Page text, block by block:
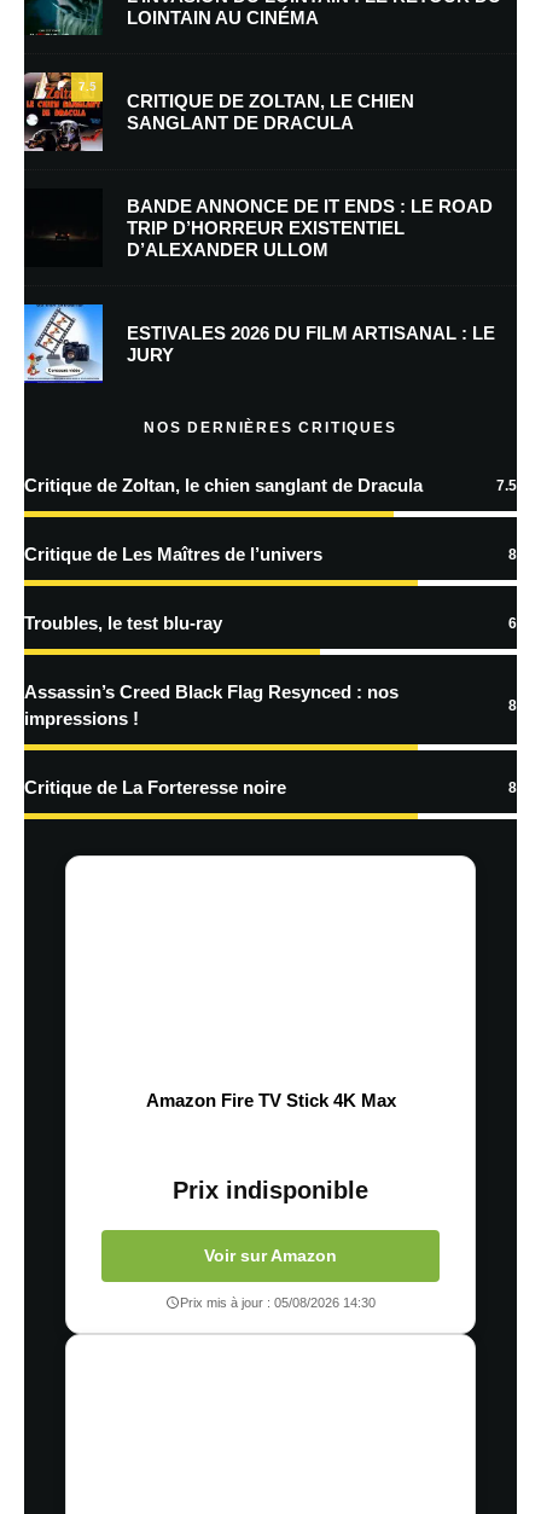
30 mai 2012 à 1 h 00 min
😀 😆 🙂 😉 8) 😐 :-* 😳 🙁 😥 😮 😕 😡 😮 :zzz 😛 🙄 🙄
Laisser un commentaire
Votre adresse e-mail ne sera pas publiée.
indiqués avec
LOINTAIN AU CINÉMA
7.5
CRITIQUE DE ZOLTAN, LE CHIEN
SANGLANT DE DRACULA
BANDE ANNONCE DE IT ENDS : LE ROAD
TRIP D’HORREUR EXISTENTIEL
D’ALEXANDER ULLOM
ESTIVALES 2026 DU FILM ARTISANAL : LE
JURY
NOS DERNIÈRES CRITIQUES
Critique de Zoltan, le chien sanglant de Dracula 7.5
Critique de Les Maîtres de l’univers 8
Troubles, le test blu-ray 6
Assassin’s Creed Black Flag Resynced : nos
impressions !
8
Critique de La Forteresse noire 8
Amazon Fire TV Stick 4K Max
Prix indisponible
Voir sur Amazon
Prix mis à jour : 05/08/2026 14:30